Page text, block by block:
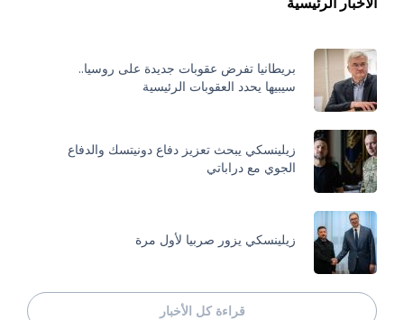
بريطانيا تفرض عقوبات جديدة على روسيا..
سيبيها يحدد العقوبات الرئيسية
زيلينسكي يبحث تعزيز دفاع دونيتسك والدفاع
الجوي مع دراباتي
زيلينسكي يزور صربيا لأول مرة
قراءة كل الأخبار